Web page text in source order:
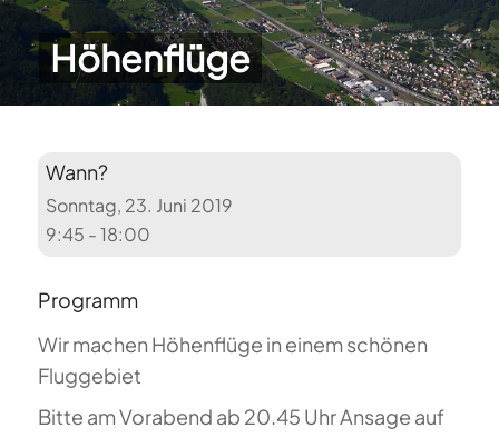
Höhenflüge
Wann?
Sonntag, 23. Juni 2019
9:45 - 18:00
Programm
Wir machen Höhenflüge in einem schönen
Fluggebiet
Bitte am Vorabend ab 20.45 Uhr Ansage auf